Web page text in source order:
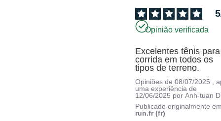
5
Opinião verificada
Excelentes tênis para
corrida em todos os
tipos de terreno.
Opiniões de08/07/2025
,
uma experiência de
12/06/2025 porAnh-tuan
Publicado originalmente
run.fr (fr)